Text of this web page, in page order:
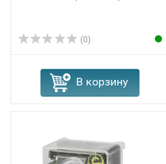
(0)
В корзину